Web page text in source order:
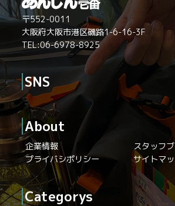
〒552-0011
大阪府大阪市港区磯路1-6-16-3F
TEL:06-6978-8925
SNS
About
企業情報
スタッフ
プライバシポリシー
サイトマ
Categorys